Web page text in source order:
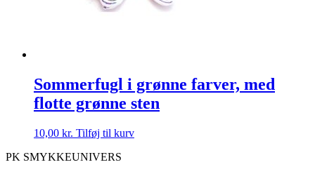
Sommerfugl i grønne farver, med
flotte grønne sten
10,00 kr. Tilføj til kurv
PK SMYKKEUNIVERS